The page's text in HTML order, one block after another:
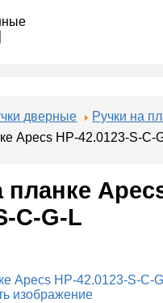
дверные
Ручки на
Apecs HP-42.0123-S-C-
планке
C-G-L
изображение